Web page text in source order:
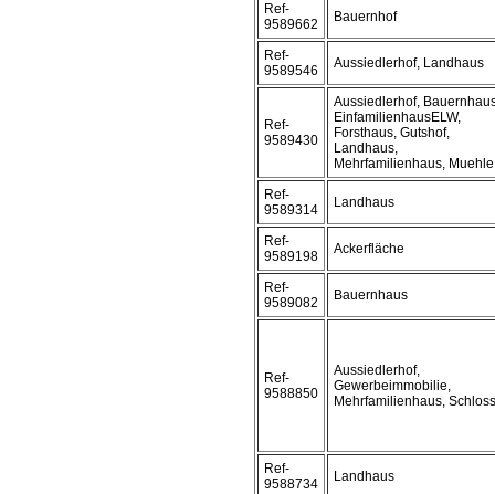
Ref-
9589662
Bauernhof
Ref-
9589546
Aussiedlerhof, Landhaus
Ref-
9589430
Aussiedlerhof,
EinfamilienhausELW,
Forsthaus, Gutshof,
Landhaus,
Mehrfamilienhaus, Muehle
Ref-
9589314
Landhaus
Ref-
9589198
Ackerfläche
Ref-
9589082
Bauernhaus
Ref-
9588850
Aussiedlerhof,
Gewerbeimmobilie,
Mehrfamilienhaus, Schloss
Ref-
9588734
Landhaus